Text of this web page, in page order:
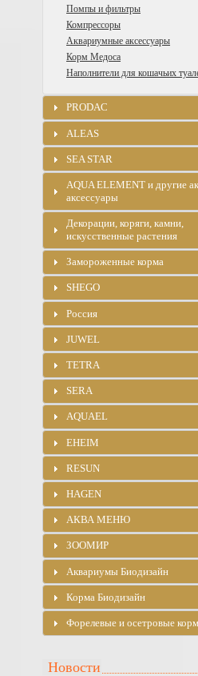
Помпы и фильтры
Компрессоры
Аквариумные аксессуары
Корм Медоса
Наполнители для кошачьих
PRODAC
ALEAS
SEA STAR
AQUA ELEMENT и другие
аксессуары
Декорации, коряги, камни,
искусственные растения
Замороженные корма
SHEGO
Россия
JUWEL
TETRA
SERA
AQUAEL
EHEIM
RESUN
HAGEN
АКВА МЕНЮ
ЗООМИР
Аквариумы Биодизайн
Корма Биодизайн
Форелевые и осетровые
Новости